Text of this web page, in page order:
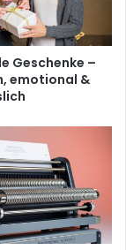
Geschenke –
emotional &